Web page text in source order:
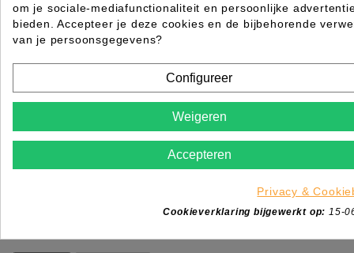
Please choose a rating for your review.
Uw beoordeling
Enim quis fugiat consequat elit minim nisi eu
om je sociale-mediafunctionaliteit en persoonlijke
bieden. Accepteer je deze cookies en de bijbehorende
van je persoonsgegevens?
Configureer
Weigeren
Accepteren
Privacy &
Cookieverklaring bijgewerkt op: 15-